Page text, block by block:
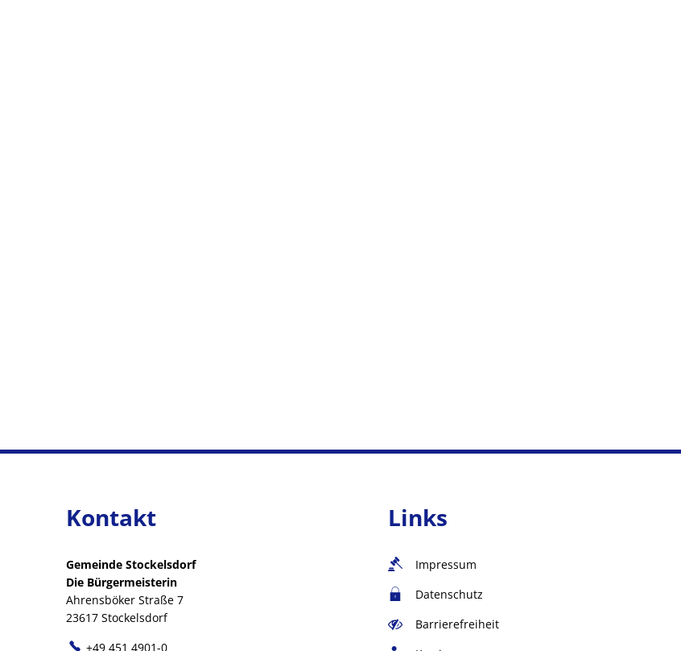
Kontakt
Gemeinde Stockelsdorf
Die Bürgermeisterin
Ahrensböker Straße 7
23617 Stockelsdorf
+49 451 4901-0
Links
Impressum
Datenschutz
Barrierefreiheit